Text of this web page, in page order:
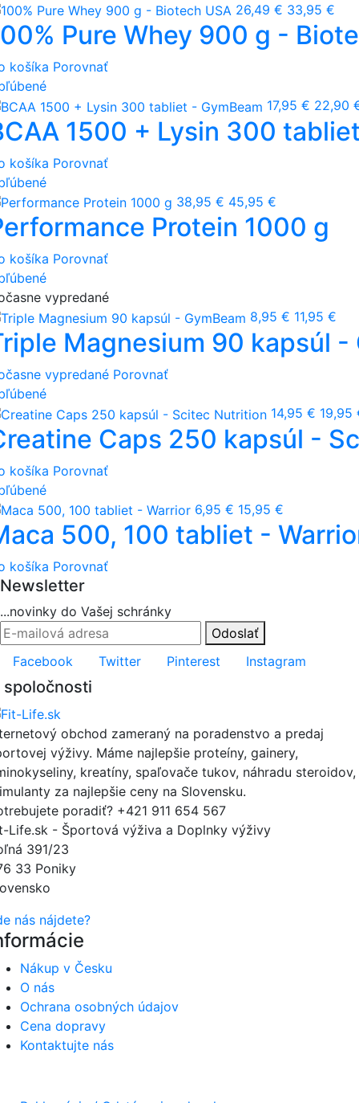
26,49 € 33,95 €
Pure Whey 900 g -
košíka Porovnať
17,95 € 22,90
1500 + Lysin 300
košíka Porovnať
38,95 € 45,95 €
Protein 1000 g
košíka Porovnať
vypredané
8,95 € 11,95 €
Magnesium 90 kapsúl -
vypredané Porovnať
14,95 € 19,95
Caps 250 kapsúl -
košíka Porovnať
6,95 € 15,95 €
500, 100 tabliet -
košíka Porovnať
Newsletter
...novinky do Vašej schránky
Odoslať
Facebook
Twitter Pinterest Instagram
spoločnosti
obchod zameraný na poradenstvo a predaj
výživy. Máme najlepšie proteíny, gainery,
kreatíny, spaľovače tukov, náhradu steroidov,
za najlepšie ceny na Slovensku.
poradiť? +421 911 654 567
Life.sk - Športová výživa a Doplnky výživy
391/23
33 Poniky
nás nájdete?
Nákup v Česku
O nás
Ochrana osobných údajov
Cena dopravy
Kontaktujte nás